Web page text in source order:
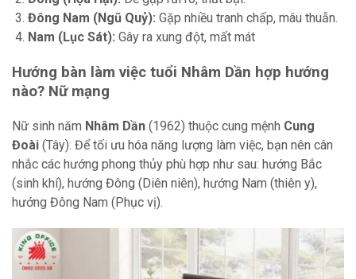
Đông Nam (Ngũ Quỷ): Gặp nhiều tranh chấp, mâu thuẫn.
Nam (Lục Sát): Gây ra xung đột, mất mát
Hướng bàn làm việc tuổi Nhâm Dần hợp hướng
nào? Nữ mạng
Nữ sinh năm Nhâm Dần (1962) thuộc cung mệnh Cung
Đoài (Tây). Để tối ưu hóa năng lượng làm việc, bạn nên cân
nhắc các hướng phong thủy phù hợp như sau: hướng Bắc
(sinh khí), hướng Đông (Diên niên), hướng Nam (thiên y),
hướng Đông Nam (Phục vị).